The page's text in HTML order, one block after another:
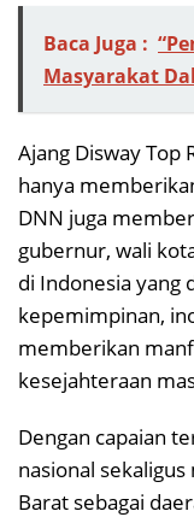
Baca Juga :
Masyarakat
Ajang Disway Top
hanya
DNN juga
gubernur, wali
di Indonesia yang
kepemimpinan,
memberikan
kesejahteraan
Dengan capaian
nasional
Barat sebagai